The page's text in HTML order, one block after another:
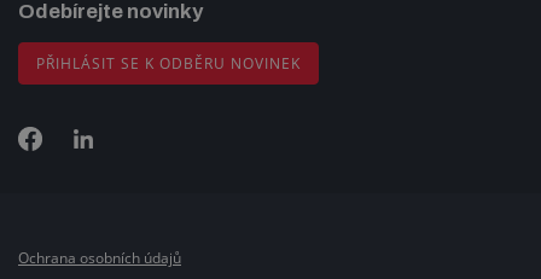
Odebírejte novinky
PŘIHLÁSIT SE K ODBĚRU NOVINEK
Ochrana osobních údajů